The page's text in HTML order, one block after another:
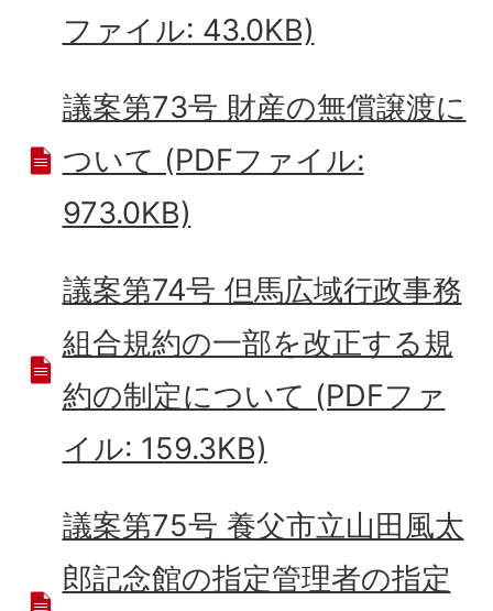
ファイル: 43.0KB)
議案第73号 財産の無償譲渡に
ついて (PDFファイル:
973.0KB)
議案第74号 但馬広域行政事務
組合規約の一部を改正する規
約の制定について (PDFファ
イル: 159.3KB)
議案第75号 養父市立山田風太
郎記念館の指定管理者の指定